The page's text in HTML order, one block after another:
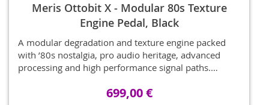
Meris Ottobit X - Modular 80s Texture
Engine Pedal, Black
A modular degradation and texture engine packed
with ’80s nostalgia, pro audio heritage, advanced
processing and high performance signal paths.
Ottobit Jr. + Ottobit Sr., now expanded with Lo-Fi
699,00 €